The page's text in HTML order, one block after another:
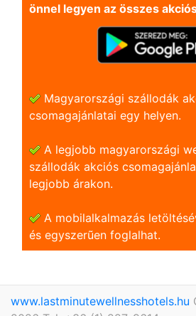
önnel legyen az összes
Magyarországi szállodák
csomagajánlatai egy helyen.
A legjobb magyarországi
szállodák akciós
legjobb árakon.
A mobilalkalmazás
és egyszerũen foglalhat.
www.lastminutewellnesshotels.hu